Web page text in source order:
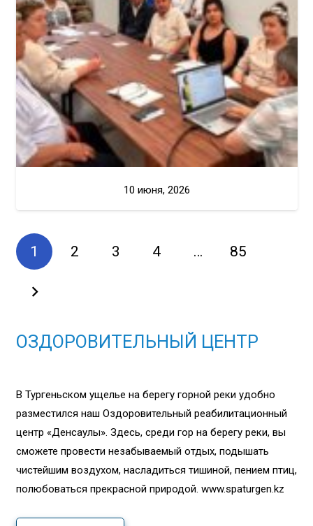
10 июня, 2026
1 2 3 4 … 85
ОЗДОРОВИТЕЛЬНЫЙ ЦЕНТР
В Тургеньском ущелье на берегу горной реки удобно
разместился наш Оздоровительный реабилитационный
центр «Денсаулық». Здесь, среди гор на берегу реки, вы
сможете провести незабываемый отдых, подышать
чистейшим воздухом, насладиться тишиной, пением птиц,
полюбоваться прекрасной природой. www.spaturgen.kz